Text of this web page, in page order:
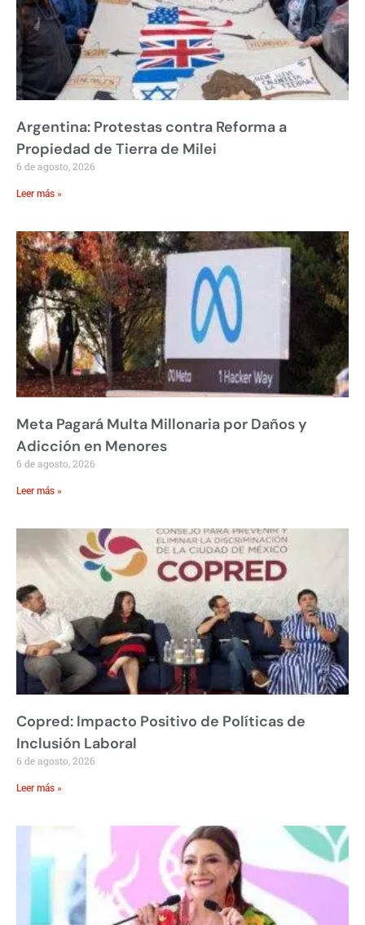
Argentina: Protestas contra Reforma a
Propiedad de Tierra de Milei
6 de agosto, 2026
Leer más »
Meta Pagará Multa Millonaria por Daños y
Adicción en Menores
6 de agosto, 2026
Leer más »
Copred: Impacto Positivo de Políticas de
Inclusión Laboral
6 de agosto, 2026
Leer más »